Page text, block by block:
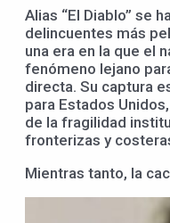
Alias “El Diablo” se
delincuentes más
una era en la que el
fenómeno lejano
directa. Su captura
para Estados
de la fragilidad
fronterizas y
Mientras tanto, la